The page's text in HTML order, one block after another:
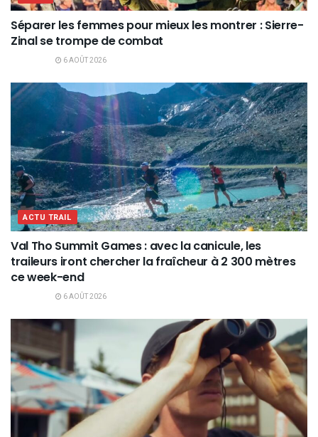
Séparer les femmes pour mieux les montrer : Sierre-
Zinal se trompe de combat
6 AOÛT 2026
ACTU TRAIL
Val Tho Summit Games : avec la canicule, les
traileurs iront chercher la fraîcheur à 2 300 mètres
ce week-end
6 AOÛT 2026